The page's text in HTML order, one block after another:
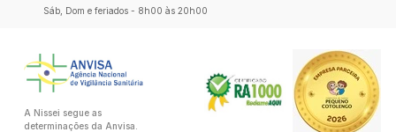
Sáb, Dom e feriados - 8h00 às 20h00
A Nissei segue as
determinações da Anvisa.